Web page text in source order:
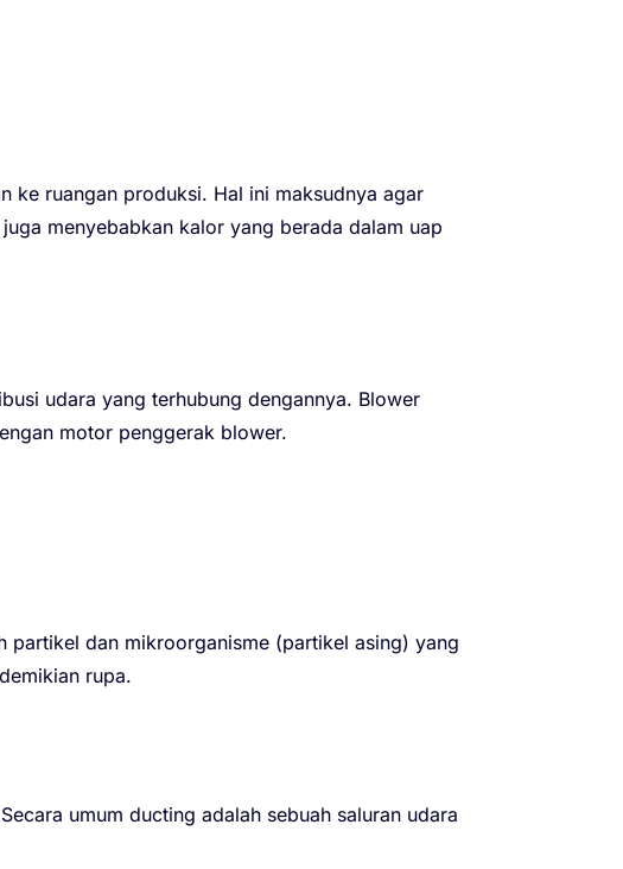
ke ruangan produksi. Hal ini maksudnya agar
menyebabkan kalor yang berada dalam uap
udara yang terhubung dengannya. Blower
motor penggerak blower.
partikel dan mikroorganisme (partikel asing) yang
rupa.
umum ducting adalah sebuah saluran udara